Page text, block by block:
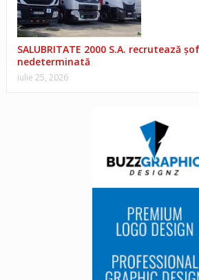
SALUBRITATE 2000 S.A. recrutează
nedeterminată
iulie 25, 2026